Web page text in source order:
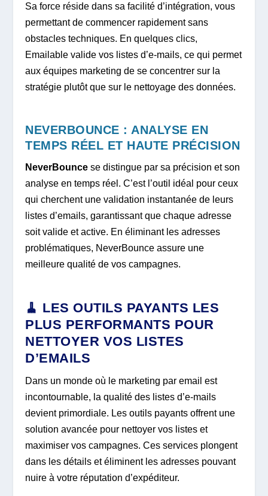
Sa force réside dans sa facilité d’intégration, vous
permettant de commencer rapidement sans
obstacles techniques. En quelques clics,
Emailable valide vos listes d’e-mails, ce qui permet
aux équipes marketing de se concentrer sur la
stratégie plutôt que sur le nettoyage des données.
NEVERBOUNCE : ANALYSE EN
TEMPS RÉEL ET HAUTE PRÉCISION
NeverBounce se distingue par sa précision et son
analyse en temps réel. C’est l’outil idéal pour ceux
qui cherchent une validation instantanée de leurs
listes d’emails, garantissant que chaque adresse
soit valide et active. En éliminant les adresses
problématiques, NeverBounce assure une
meilleure qualité de vos campagnes.
🧹 LES OUTILS PAYANTS LES
PLUS PERFORMANTS POUR
NETTOYER VOS LISTES
D’EMAILS
Dans un monde où le marketing par email est
incontournable, la qualité des listes d’e-mails
devient primordiale. Les outils payants offrent une
solution avancée pour nettoyer vos listes et
maximiser vos campagnes. Ces services plongent
dans les détails et éliminent les adresses pouvant
nuire à votre réputation d’expéditeur.